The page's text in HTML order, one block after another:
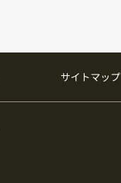
サイトマップ